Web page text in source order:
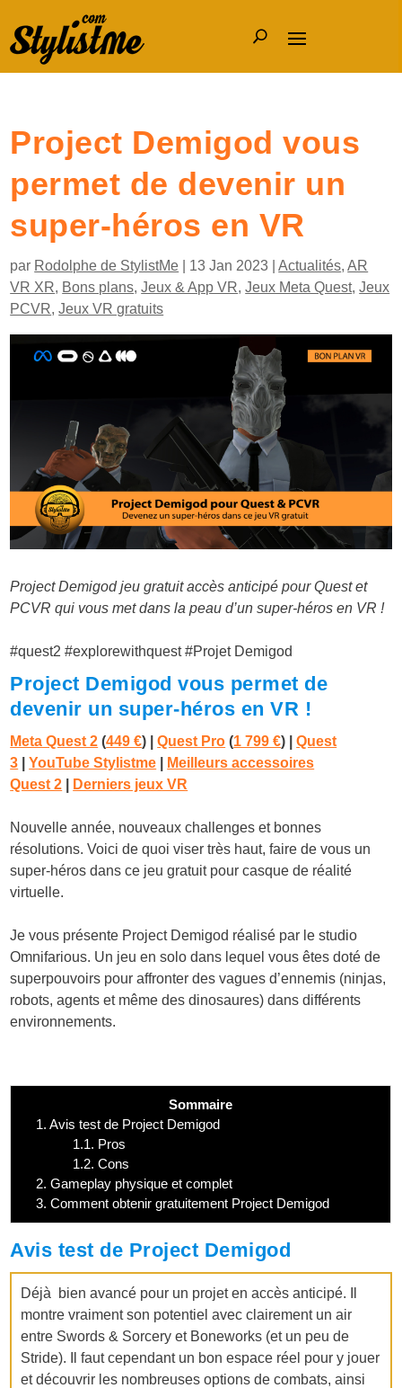
Project Demigod vous
permet de devenir un
super-héros en VR
par Rodolphe de StylistMe 13 Jan 2023 |Actualités,AR
VR XR, Bons plans,Jeux & App VR,Jeux Meta Quest,Jeux
PCVR,Jeux VR gratuits
Project Demigod jeu gratuit accès anticipé pour Quest et
PCVR qui vous met dans la peau d’un super-héros en VR !
#quest2 #explorewithquest #Projet Demigod
Project Demigod vous permet de
devenir un super-héros en VR !
Meta Quest 2 (449 €) |Quest Pro (1 799 €) |Quest
3
YouTube Stylistme
Meilleurs accessoires
Quest 2
Derniers jeux VR
Nouvelle année, nouveaux challenges et bonnes
résolutions. Voici de quoi viser très haut, faire de vous un
super-héros dans ce jeu gratuit pour casque de réalité
virtuelle.
Je vous présente Project Demigod réalisé par le studio
Omnifarious. Un jeu en solo dans lequel vous êtes doté de
superpouvoirs pour affronter des vagues d’ennemis (ninjas,
robots, agents et même des dinosaures) dans différents
environnements.
Sommaire
1. Avis test de Project Demigod
1.1. Pros
1.2. Cons
2. Gameplay physique et complet
3. Comment obtenir gratuitement Project Demigod
Avis test de Project Demigod
Déjà bien avancé pour un projet en accès anticipé. Il
montre vraiment son potentiel avec clairement un air
entre Swords & Sorcery et Boneworks (et un peu de
Stride). Il faut cependant un bon espace réel pour y jouer
et découvrir les nombreuses options de combats, ainsi